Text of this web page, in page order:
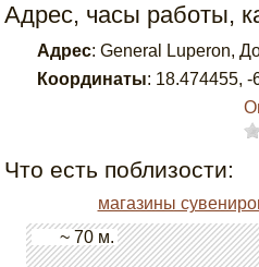
Адрес, часы работы,
Адрес:General Luperon,
Координаты: 18.474455,-
Что есть поблизости:
магазины
~ 70 м.